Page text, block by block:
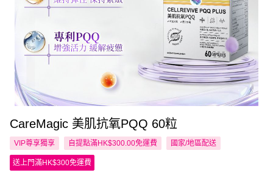
CareMagic 美肌抗氧PQQ 60粒
VIP尊享獨享 自提點滿HK$300.00免運費 國家/地區配送
送上門滿HK$300免運費